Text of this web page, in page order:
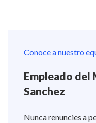
Conoce a nuestro
Empleado del
Sanchez
Nunca renuncies a